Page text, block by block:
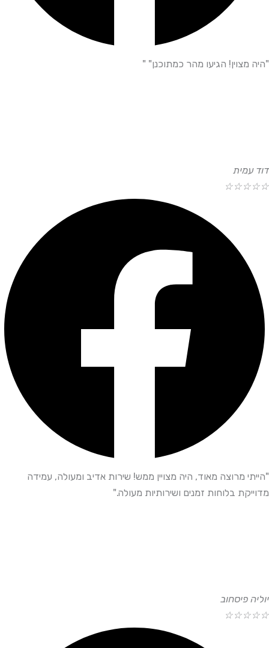
"היה מצוין! הגיעו מהר כמתוכנן" "
דוד עמית
☆
☆
☆
☆
☆
"הייתי מרוצה מאוד, היה מצויין ממש! שירות אדיב ומעולה, עמידה
מדוייקת בלוחות זמנים ושירותיות מעולה."
יוליה פיסחוב
☆
☆
☆
☆
☆